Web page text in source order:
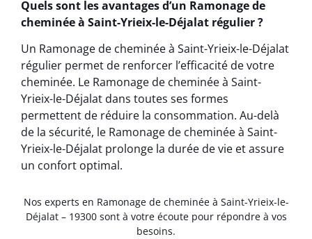
Quels sont les avantages d’un Ramonage de
cheminée à Saint-Yrieix-le-Déjalat régulier ?
Un Ramonage de cheminée à Saint-Yrieix-le-Déjalat
régulier permet de renforcer l’efficacité de votre
cheminée. Le Ramonage de cheminée à Saint-
Yrieix-le-Déjalat dans toutes ses formes
permettent de réduire la consommation. Au-delà
de la sécurité, le Ramonage de cheminée à Saint-
Yrieix-le-Déjalat prolonge la durée de vie et assure
un confort optimal.
Nos experts en Ramonage de cheminée à Saint-Yrieix-le-
Déjalat – 19300 sont à votre écoute pour répondre à vos
besoins.